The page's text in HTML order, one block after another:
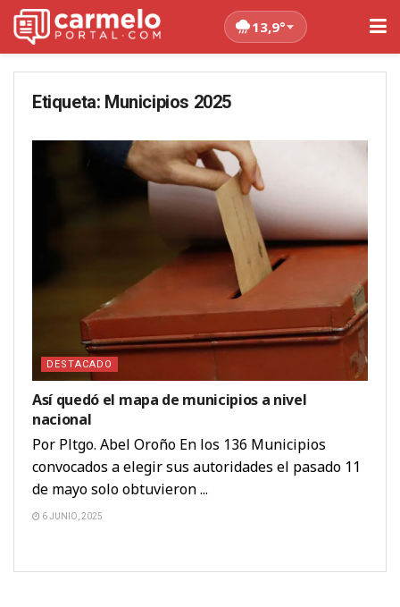
13,9°
Etiqueta: Municipios 2025
DESTACADO
Así quedó el mapa de municipios a nivel
nacional
Por Pltgo. Abel Oroño En los 136 Municipios
convocados a elegir sus autoridades el pasado 11
de mayo solo obtuvieron ...
6 JUNIO, 2025